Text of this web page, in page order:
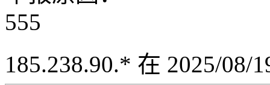
555
185.238.90.* 在 2025/08/